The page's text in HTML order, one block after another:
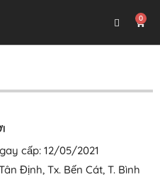
0
cấp: 12/05/2021
Định, Tx. Bến Cát, T. Bình